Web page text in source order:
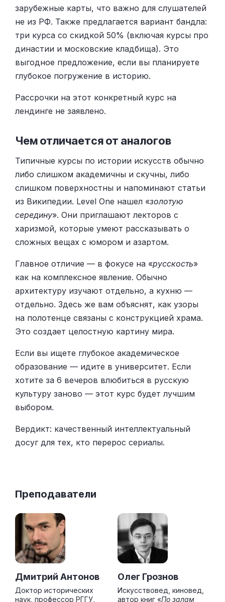
зарубежные карты, что важно для слушателей
не из РФ. Также предлагается вариант бандла:
три курса со скидкой 50% (включая курсы про
династии и московские кладбища). Это
выгодное предложение, если вы планируете
глубокое погружение в историю.
Рассрочки на этот конкретный курс на
лендинге не заявлено.
Чем отличается от аналогов
Типичные курсы по истории искусств обычно
либо слишком академичны и скучны, либо
слишком поверхностны и напоминают статьи
из Википедии. Level One нашел «золотую
середину». Они приглашают лекторов с
харизмой, которые умеют рассказывать о
сложных вещах с юмором и азартом.
Главное отличие — в фокусе на «русскость»
как на комплексное явление. Обычно
архитектуру изучают отдельно, а кухню —
отдельно. Здесь же вам объяснят, как узоры
на полотенце связаны с конструкцией храма.
Это создает целостную картину мира.
Если вы ищете глубокое академическое
образование — идите в университет. Если
хотите за 6 вечеров влюбиться в русскую
культуру заново — этот курс будет лучшим
выбором.
Вердикт: качественный интеллектуальный
досуг для тех, кто перерос сериалы.
Преподаватели
Дмитрий Антонов
Доктор исторических
наук, профессор РГГУ,
Олег Грознов
Искусствовед, киновед,
автор книг «По залам